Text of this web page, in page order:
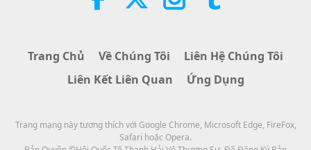
21:56
Mặt Trăng: Người Bạn Đồng Hành
Rực Sáng Trên Bầu Trời Của
Khoa Học và Tâm Linh 2026-08-05 293Lượt Xem
Trang Chủ Về Chúng Tôi
Liên Hệ Chúng Tôi
Liên Kết Liên Quan
Ứng Dụng
Trang mạng này tương thích với Google Chrome, Microsoft Edge, FireFox,
Safari hoặc Opera.